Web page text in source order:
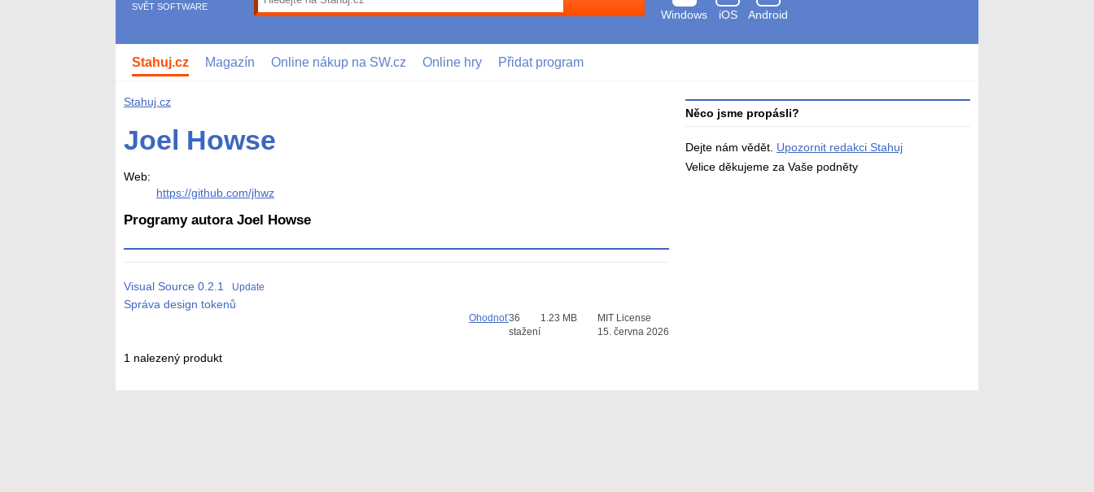
SVĚT SOFTWARE
Windows
iOS
Android
antivirem
Stahuj.cz Magazín Online nákup na SW.cz Online hry Přidat program
Stahuj.cz
Joel Howse
Web:
https://github.com/jhwz
Programy autora Joel Howse
Visual Source 0.2.1 Update
Správa design tokenů
Ohodnoť36
stažení
1.23 MB
MIT License
15. června 2026
1 nalezený produkt
Něco jsme propásli?
Dejte nám vědět. Upozornit redakci Stahuj
Velice děkujeme za Vaše podněty